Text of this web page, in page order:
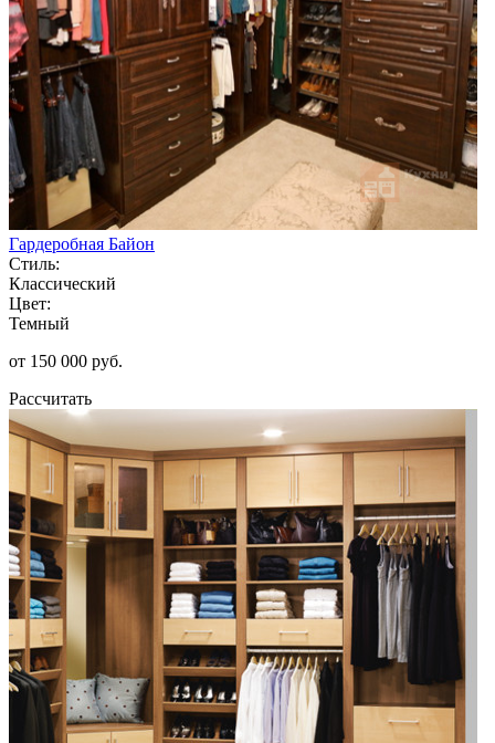
Гардеробная Байон
Стиль:
Классический
Цвет:
Темный
от 150 000 руб.
Рассчитать